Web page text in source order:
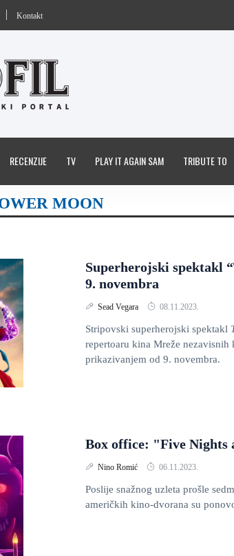
Kontakt
RECENZIJE TV PLAY IT AGAIN SAM TRIBUTE TO
MOON
Superherojski spektakl
9. novembra
Sead Vegara 08.11.2023.
Stripovski superherojski spektakl
repertoaru kina Mreže
prikazivanjem od 9. novembra.
Box office: "Five Nights
Nino Romić 06.11.2023.
Poslije snažnog uzleta prošle
američkih kino-dvorana su